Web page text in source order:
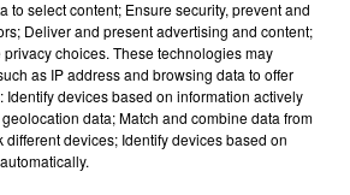
7 août 2026
Madonna sort enfin le remix de « Love
Sensation » avec Kylie Minogue
to select content; Ensure security, prevent and
Deliver and present advertising and content;
choices. These technologies may
as IP address and browsing data to offer
devices based on information actively
data; Match and combine data from
different devices; Identify devices based on